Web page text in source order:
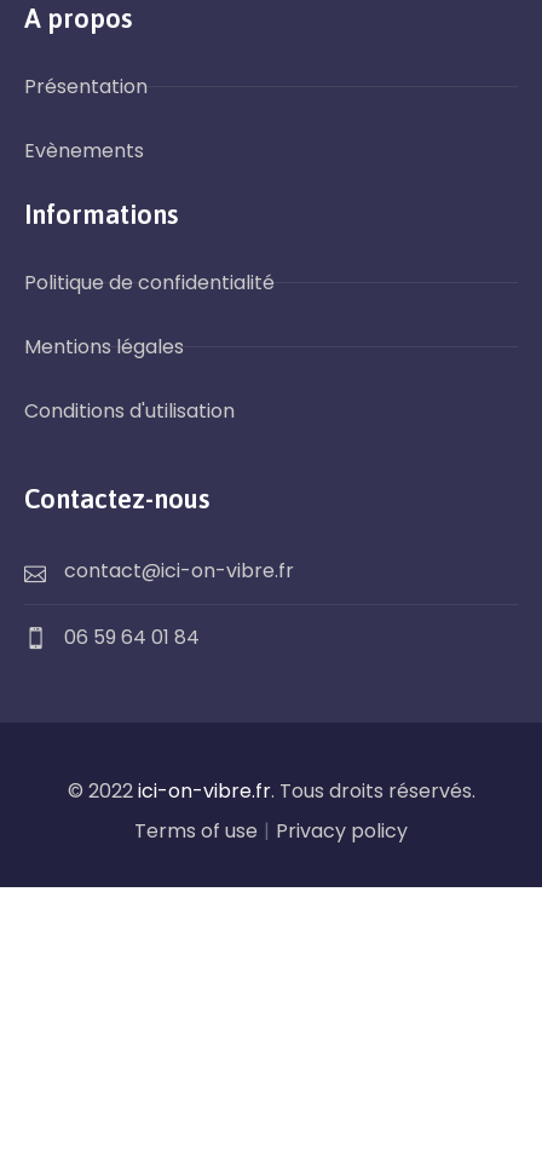
A propos
Présentation
Evènements
Informations
Politique de confidentialité
Mentions légales
Conditions d'utilisation
Contactez-nous
contact@ici-on-vibre.fr
06 59 64 01 84
© 2022ici-on-vibre.fr. Tous droits réservés.
Terms of use | Privacy policy